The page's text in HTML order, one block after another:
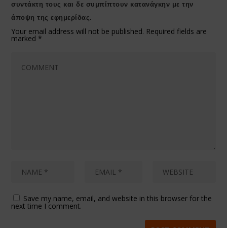
συντάκτη τους και δε συμπίπτουν κατανάγκην με την
άποψη της εφημερίδας.
Your email address will not be published. Required fields are
marked *
Save my name, email, and website in this browser for the
next time I comment.